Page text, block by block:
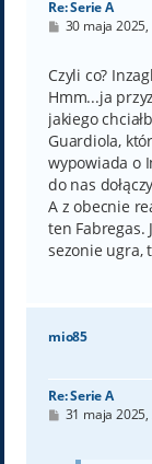
Re: Serie A
P
t
30 maja 2025,
Czyli co?
Hmm...ja
jakiego
Guardiola,
wypowiada o
do nas
A z obecnie
ten Fabregas.
sezonie ugra,
mio85
Re: Serie A
P31 maja 2025,